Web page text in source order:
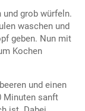
und grob würfeln.
waschen und
geben. Nun mit
Kochen
und einen
Minuten sanft